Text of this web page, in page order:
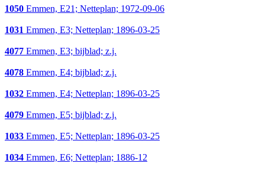
1050 Emmen, E21; Netteplan; 1972-09-06
1031 Emmen, E3; Netteplan; 1896-03-25
4077 Emmen, E3; bijblad; z.j.
4078 Emmen, E4; bijblad; z.j.
1032 Emmen, E4; Netteplan; 1896-03-25
4079 Emmen, E5; bijblad; z.j.
1033 Emmen, E5; Netteplan; 1896-03-25
1034 Emmen, E6; Netteplan; 1886-12